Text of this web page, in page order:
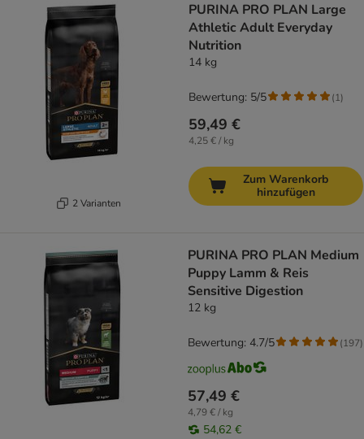
2 Varianten
PURINA PRO PLAN Large
Athletic Adult Everyday
Nutrition
14 kg
59,49 €
4,25 € / kg
Bewertung: 5/5 (1)
Zum Warenkorb
hinzufügen
PURINA PRO PLAN Medium
Puppy Lamm & Reis
Sensitive Digestion
12 kg
57,49 €
4,79 € / kg
54,62 €
Bewertung: 4.7/5 (197)